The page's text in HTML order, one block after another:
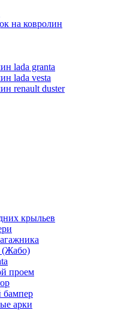
на ковролин
lada granta
lada vesta
renault duster
крыльев
(Жабо)
проем
бампер
арки